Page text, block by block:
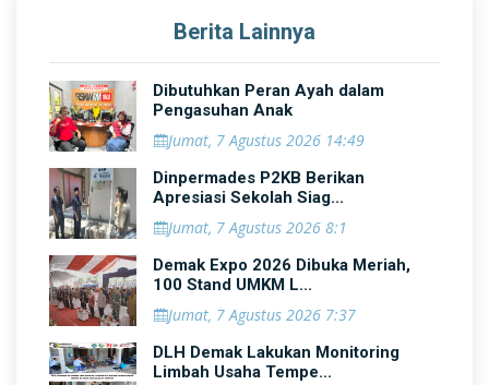
Berita Lainnya
Dibutuhkan Peran Ayah dalam
Pengasuhan Anak
Jumat, 7 Agustus 2026 14:49
Dinpermades P2KB Berikan
Apresiasi Sekolah Siag...
Jumat, 7 Agustus 2026 8:1
Demak Expo 2026 Dibuka Meriah,
100 Stand UMKM L...
Jumat, 7 Agustus 2026 7:37
DLH Demak Lakukan Monitoring
Limbah Usaha Tempe...